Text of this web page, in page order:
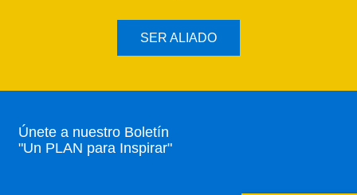
SER ALIADO
Únete a nuestro Boletín
"Un PLAN para Inspirar"